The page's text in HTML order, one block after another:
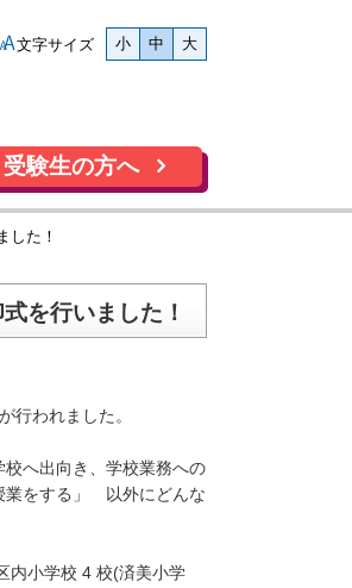
小 中 大
文字サイズ
受験生の方へ
した！
を行いました！
行われました。
へ出向き、学校業務への
業をする」 以外にどんな
内小学校 4 校(済美小学